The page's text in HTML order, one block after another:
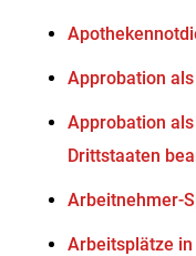
Approbation
Approbation
Drittstaaten
Arbeitnehmer-
Arbeitsplätze